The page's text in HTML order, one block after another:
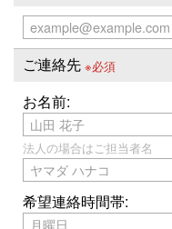
ご連絡先 ※必須
お名前:
法人の場合はご担当者名
希望連絡時間帯: